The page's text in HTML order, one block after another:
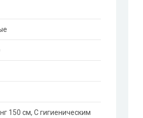
150 см, С гигиеническим